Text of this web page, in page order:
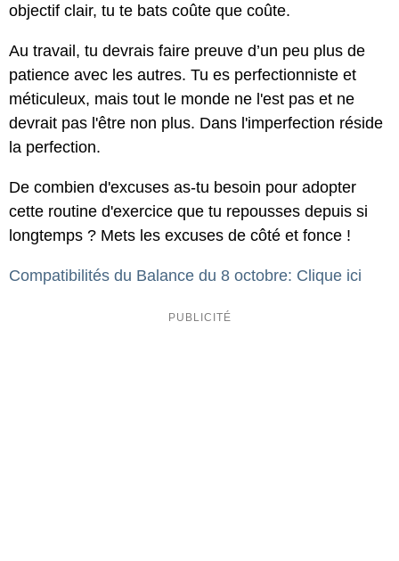
objectif clair, tu te bats coûte que coûte.
Au travail, tu devrais faire preuve d’un peu plus de
patience avec les autres. Tu es perfectionniste et
méticuleux, mais tout le monde ne l'est pas et ne
devrait pas l'être non plus. Dans l'imperfection réside
la perfection.
De combien d'excuses as-tu besoin pour adopter
cette routine d'exercice que tu repousses depuis si
longtemps ? Mets les excuses de côté et fonce !
Compatibilités du Balance du 8 octobre: Clique ici